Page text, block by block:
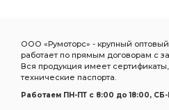
ООО «Румоторс» - крупный
работает по прямым договорам с
Вся продукция имеет
технические паспорта.
Работаем ПН-ПТ c 8:00 до 18:00,